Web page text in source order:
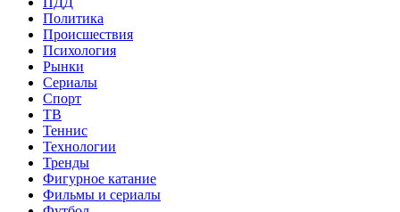
Политика
Происшествия
Психология
Рынки
Сериалы
Спорт
ТВ
Теннис
Технологии
Тренды
Фигурное катание
Фильмы и сериалы